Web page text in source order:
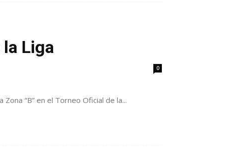
Liga
0
“B” en el Torneo Oficial de la...